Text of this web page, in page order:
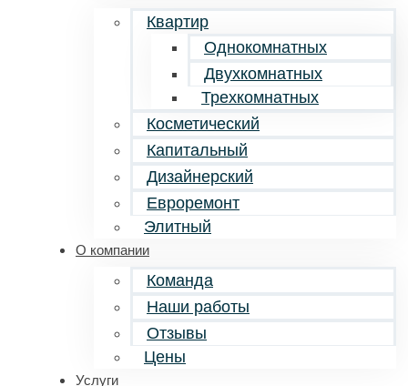
Квартир
Однокомнатных
Двухкомнатных
Трехкомнатных
Косметический
Капитальный
Дизайнерский
Евроремонт
Элитный
О компании
Команда
Наши работы
Отзывы
Цены
Услуги